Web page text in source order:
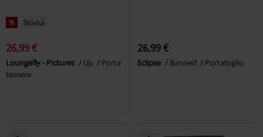
% Novità
26,99 €
Loungefly - Pictures Up
Porta
tessere
26,99 €
Eclipse Banned Portafoglio